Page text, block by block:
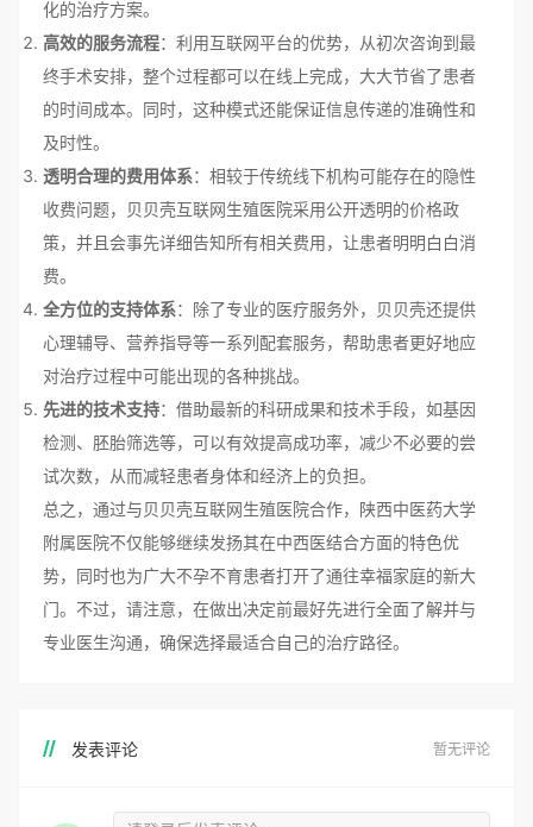
化的治疗方案。
高效的服务流程：利用互联网平台的优势，从初次咨询到最
终手术安排，整个过程都可以在线上完成，大大节省了患者
的时间成本。同时，这种模式还能保证信息传递的准确性和
及时性。
透明合理的费用体系：相较于传统线下机构可能存在的隐性
收费问题，贝贝壳互联网生殖医院采用公开透明的价格政
策，并且会事先详细告知所有相关费用，让患者明明白白消
费。
全方位的支持体系：除了专业的医疗服务外，贝贝壳还提供
心理辅导、营养指导等一系列配套服务，帮助患者更好地应
对治疗过程中可能出现的各种挑战。
先进的技术支持：借助最新的科研成果和技术手段，如基因
检测、胚胎筛选等，可以有效提高成功率，减少不必要的尝
试次数，从而减轻患者身体和经济上的负担。
总之，通过与贝贝壳互联网生殖医院合作，陕西中医药大学
附属医院不仅能够继续发扬其在中西医结合方面的特色优
势，同时也为广大不孕不育患者打开了通往幸福家庭的新大
门。不过，请注意，在做出决定前最好先进行全面了解并与
专业医生沟通，确保选择最适合自己的治疗路径。
发表评论 暂无评论